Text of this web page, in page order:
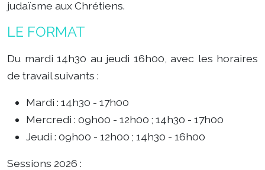
judaïsme aux Chrétiens.
LE FORMAT
Du mardi 14h30 au jeudi 16h00, avec les horaires
de travail suivants :
Mardi : 14h30 - 17h00
Mercredi : 09h00 - 12h00 ; 14h30 - 17h00
Jeudi : 09h00 - 12h00 ; 14h30 - 16h00
Sessions 2026 :